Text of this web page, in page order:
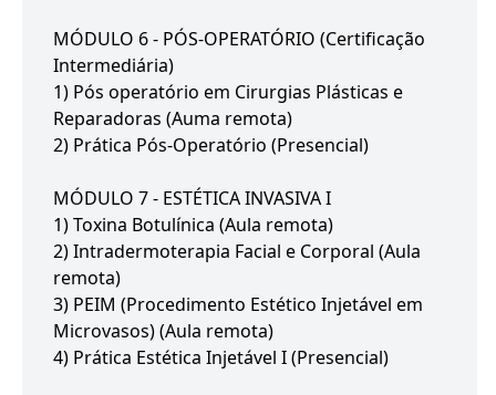
MÓDULO 6 - PÓS-OPERATÓRIO (Certificação
Intermediária)
1) Pós operatório em Cirurgias Plásticas e
Reparadoras (Auma remota)
2) Prática Pós-Operatório (Presencial)
MÓDULO 7 - ESTÉTICA INVASIVA I
1) Toxina Botulínica (Aula remota)
2) Intradermoterapia Facial e Corporal (Aula
remota)
3) PEIM (Procedimento Estético Injetável em
Microvasos) (Aula remota)
4) Prática Estética Injetável I (Presencial)